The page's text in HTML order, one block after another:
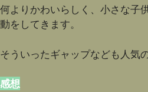
何よりかわいらしく、小さな子
動をしてきます。
そういったギャップなども人気
感想